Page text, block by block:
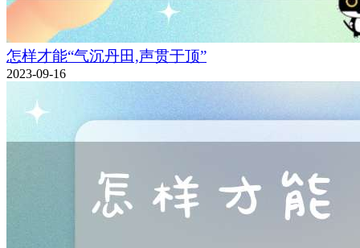
怎样才能“气沉丹田,声贯于顶”
2023-09-16